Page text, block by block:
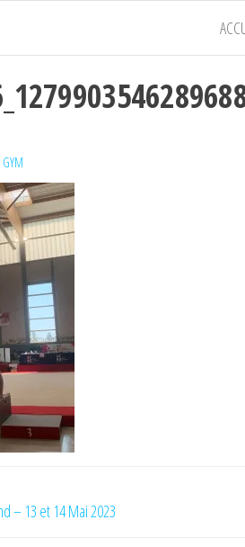
GYM
– 13 et 14 Mai 2023